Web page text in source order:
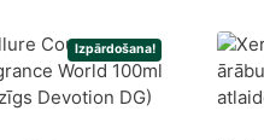
Izpārdošana!